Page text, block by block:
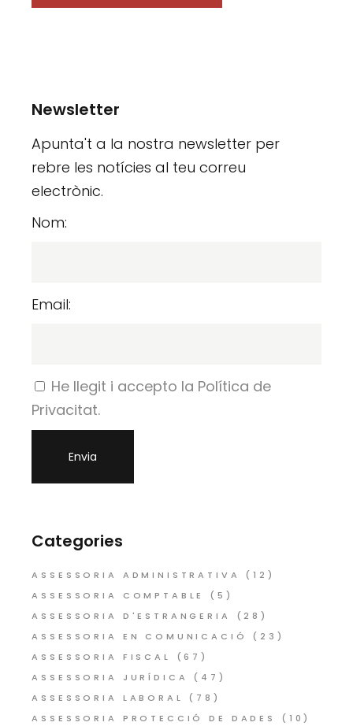
Newsletter
Apunta't a la nostra newsletter per
rebre les notícies al teu correu
electrònic.
Nom:
Email:
He llegit i accepto la Política de
Privacitat.
Categories
ASSESSORIA ADMINISTRATIVA
(12)
ASSESSORIA COMPTABLE
(5)
ASSESSORIA D'ESTRANGERIA
(28)
ASSESSORIA EN COMUNICACIÓ
(23)
ASSESSORIA FISCAL
(67)
ASSESSORIA JURÍDICA
(47)
ASSESSORIA LABORAL
(78)
ASSESSORIA PROTECCIÓ DE DADES
(10)